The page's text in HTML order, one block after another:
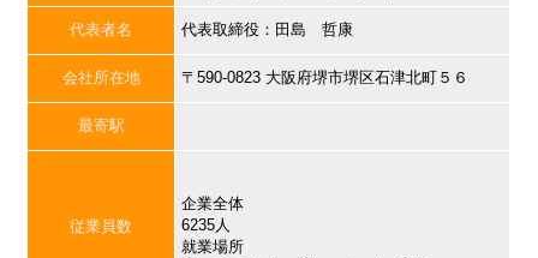
代表者名 代表取締役：田島 哲康
会社所在地 〒590-0823 大阪府堺市堺区石津北町５６
最寄駅
従業員数
企業全体
6235人
就業場所